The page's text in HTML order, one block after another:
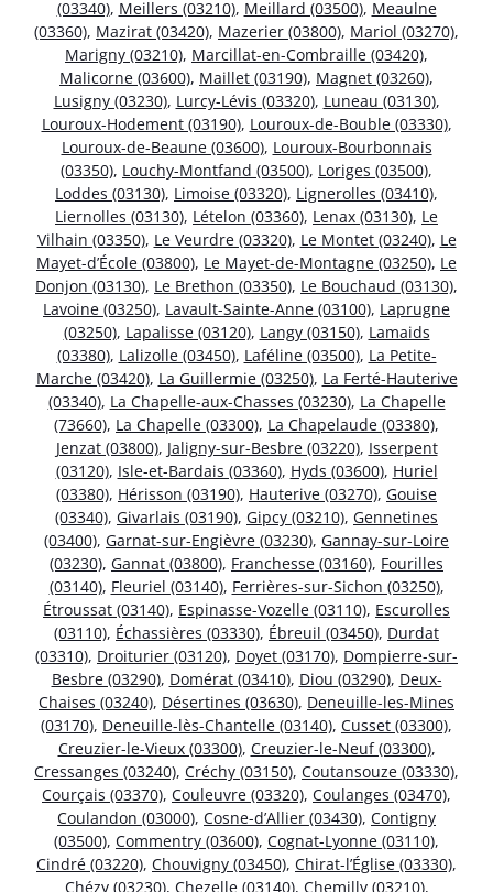
(03340), Meillers (03210), Meillard (03500), Meaulne
(03360), Mazirat (03420), Mazerier (03800), Mariol (03270),
Marigny (03210), Marcillat-en-Combraille (03420),
Malicorne (03600), Maillet (03190), Magnet (03260),
Lusigny (03230), Lurcy-Lévis (03320), Luneau (03130),
Louroux-Hodement (03190), Louroux-de-Bouble (03330),
Louroux-de-Beaune (03600), Louroux-Bourbonnais
(03350), Louchy-Montfand (03500), Loriges (03500),
Loddes (03130), Limoise (03320), Lignerolles (03410),
Liernolles (03130), Lételon (03360), Lenax (03130), Le
Vilhain (03350), Le Veurdre (03320), Le Montet (03240), Le
Mayet-d’École (03800), Le Mayet-de-Montagne (03250), Le
Donjon (03130), Le Brethon (03350), Le Bouchaud (03130),
Lavoine (03250), Lavault-Sainte-Anne (03100), Laprugne
(03250), Lapalisse (03120), Langy (03150), Lamaids
(03380), Lalizolle (03450), Laféline (03500), La Petite-
Marche (03420), La Guillermie (03250), La Ferté-Hauterive
(03340), La Chapelle-aux-Chasses (03230), La Chapelle
(73660), La Chapelle (03300), La Chapelaude (03380),
Jenzat (03800), Jaligny-sur-Besbre (03220), Isserpent
(03120), Isle-et-Bardais (03360), Hyds (03600), Huriel
(03380), Hérisson (03190), Hauterive (03270), Gouise
(03340), Givarlais (03190), Gipcy (03210), Gennetines
(03400), Garnat-sur-Engièvre (03230), Gannay-sur-Loire
(03230), Gannat (03800), Franchesse (03160), Fourilles
(03140), Fleuriel (03140), Ferrières-sur-Sichon (03250),
Étroussat (03140), Espinasse-Vozelle (03110), Escurolles
(03110), Échassières (03330), Ébreuil (03450), Durdat
(03310), Droiturier (03120), Doyet (03170), Dompierre-sur-
Besbre (03290), Domérat (03410), Diou (03290), Deux-
Chaises (03240), Désertines (03630), Deneuille-les-Mines
(03170), Deneuille-lès-Chantelle (03140), Cusset (03300),
Creuzier-le-Vieux (03300), Creuzier-le-Neuf (03300),
Cressanges (03240), Créchy (03150), Coutansouze (03330),
Courçais (03370), Couleuvre (03320), Coulanges (03470),
Coulandon (03000), Cosne-d’Allier (03430), Contigny
(03500), Commentry (03600), Cognat-Lyonne (03110),
Cindré (03220), Chouvigny (03450), Chirat-l’Église (03330),
Chézy (03230), Chezelle (03140), Chemilly (03210),